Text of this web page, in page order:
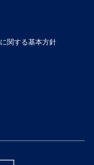
関する基本方針